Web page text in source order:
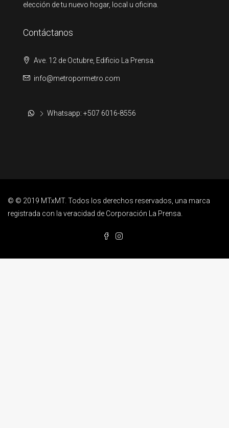
elección de tu nuevo hogar, local u oficina.
Contáctanos
Ave. 12 de Octubre, Edificio La Prensa.
info@metropormetro.com
Whatsapp: +507 6016-8556
© © 2019 MTxMT. Todos los derechos reservados, una marca
registrada con la veracidad de Corporación La Prensa.